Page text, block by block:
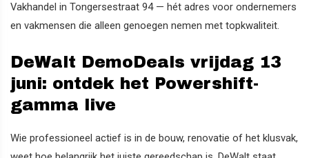
Vakhandel in Tongersestraat 94 — hét adres voor ondernemers
en vakmensen die alleen genoegen nemen met topkwaliteit.
DeWalt DemoDeals vrijdag 13
juni: ontdek het Powershift-
gamma live
Wie professioneel actief is in de bouw, renovatie of het klusvak,